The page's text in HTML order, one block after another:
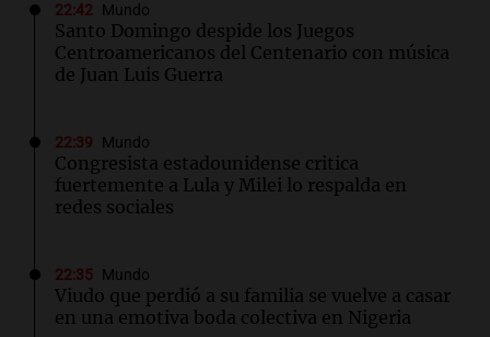
22:42 Mundo
Santo Domingo despide los Juegos
Centroamericanos del Centenario con música
de Juan Luis Guerra
22:39 Mundo
Congresista estadounidense critica
fuertemente a Lula y Milei lo respalda en
redes sociales
22:35 Mundo
Viudo que perdió a su familia se vuelve a casar
en una emotiva boda colectiva en Nigeria